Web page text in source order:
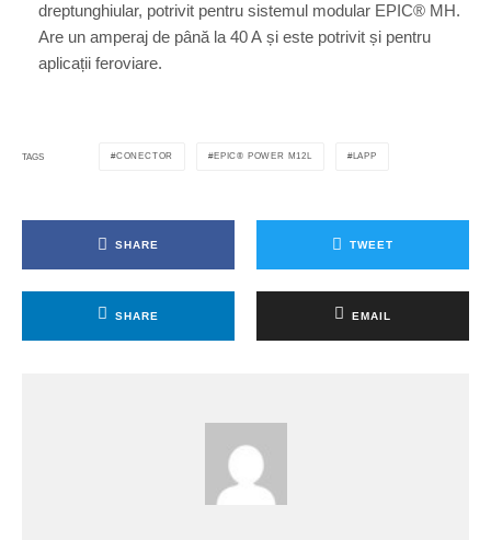
dreptunghiular, potrivit pentru sistemul modular EPIC® MH.
Are un amperaj de până la 40 A și este potrivit și pentru
aplicații feroviare.
TAGS CONECTOR EPIC® POWER M12L LAPP
SHARE TWEET
SHARE EMAIL